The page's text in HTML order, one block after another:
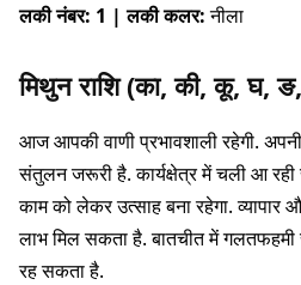
लकी नंबर: 1 | लकी कलर:नीला
मिथुन राशि (का, की, कू, घ,
आज आपकी वाणी प्रभावशाली रहेगी.
संतुलन जरूरी है. कार्यक्षेत्र में चली आ
काम को लेकर उत्साह बना रहेगा.
लाभ मिल सकता है. बातचीत में
रह सकता है.